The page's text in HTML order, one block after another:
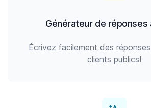
Générateur de réponses
Écrivez facilement des
clients publics!